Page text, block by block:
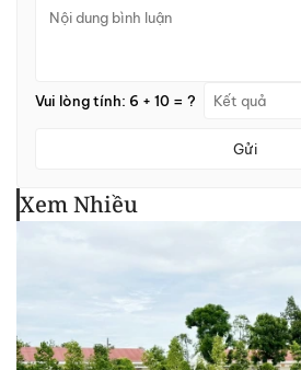
Vui lòng tính: 6 + 10 = ?
Gửi
Xem Nhiều